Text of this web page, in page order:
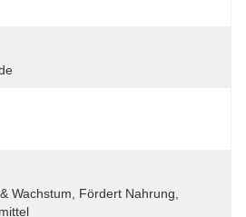
Wachstum, Fördert Nahrung,